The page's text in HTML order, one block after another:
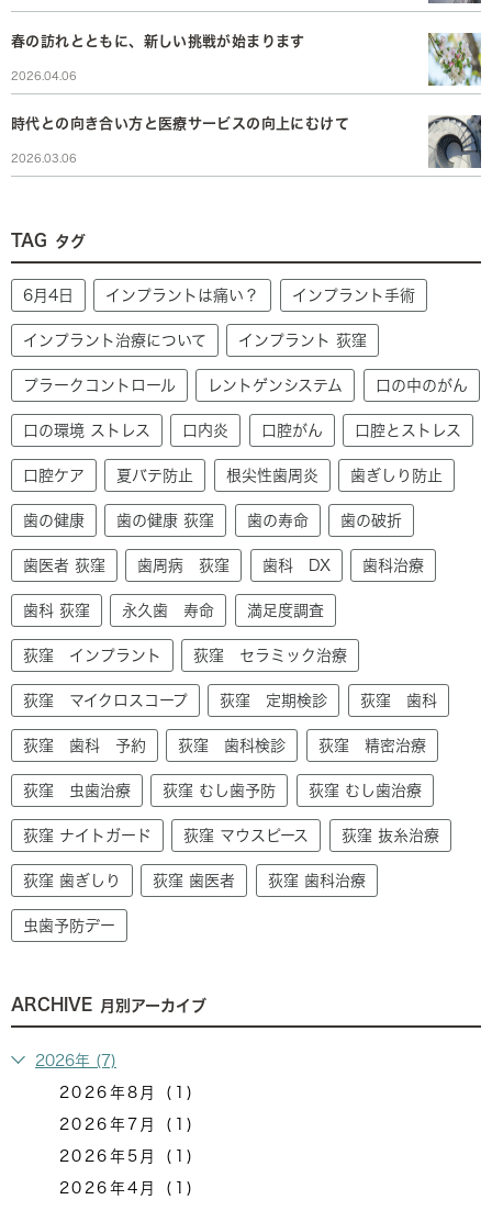
春の訪れとともに、新しい挑戦が始まります
2026.04.06
時代との向き合い方と医療サービスの向上にむけて
2026.03.06
TAG タグ
6月4日 インプラントは痛い？ インプラント手術
インプラント治療について インプラント 荻窪
プラークコントロール レントゲンシステム 口の中のがん
口の環境 ストレス 口内炎 口腔がん 口腔とストレス
口腔ケア 夏バテ防止 根尖性歯周炎 歯ぎしり防止
歯の健康 歯の健康 荻窪 歯の寿命 歯の破折
歯医者 荻窪 歯周病 荻窪 歯科 DX 歯科治療
歯科 荻窪 永久歯 寿命 満足度調査
荻窪 インプラント 荻窪 セラミック治療
荻窪 マイクロスコープ 荻窪 定期検診 荻窪 歯科
荻窪 歯科 予約 荻窪 歯科検診 荻窪 精密治療
荻窪 虫歯治療 荻窪 むし歯予防 荻窪 むし歯治療
荻窪 ナイトガード 荻窪 マウスピース 荻窪 抜糸治療
荻窪 歯ぎしり 荻窪 歯医者 荻窪 歯科治療
虫歯予防デー
ARCHIVE 月別アーカイブ
2026年 (7)
2026年8月 (1)
2026年7月 (1)
2026年5月 (1)
2026年4月 (1)